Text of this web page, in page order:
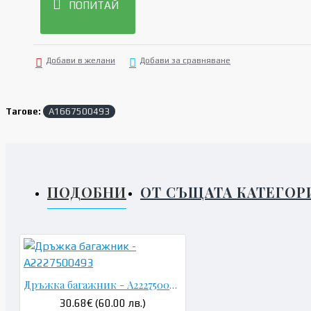
ПОПИТАЙ
Добави в желани Добави за сравняване
Тагове: A1667500493
ПОДОБНИ ОТ СЪЩАТА
Дръжка багажник - A2227500493
30.68€ (60.00 лв.)